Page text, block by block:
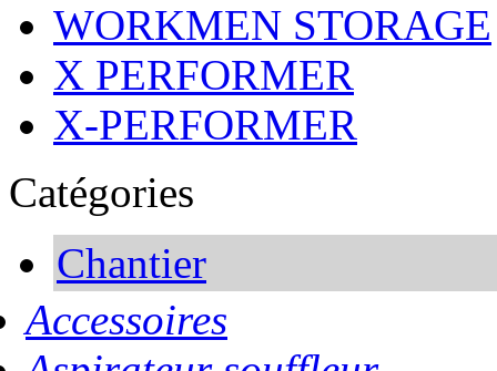
WORKMEN STORAGE
X PERFORMER
X-PERFORMER
Catégories
Chantier
Accessoires